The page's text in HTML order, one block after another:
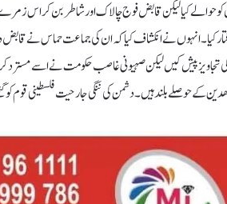
بچوں کی فائل ختم کی اور اس زمرے کے 85 قیدیوں کو حوالے کیا لیکن قابض فوج چالاک
کیا۔انہوں نے انکشاف کیا کہ ان کی جماعت حماس نے
تجاویز پیش کیں لیکن صہیونی غاصب حکومت نے اسے مسترد
کے حوصلے بلند ہیں۔ دشمن کی ننگی جارحیت فلسطینی قوم